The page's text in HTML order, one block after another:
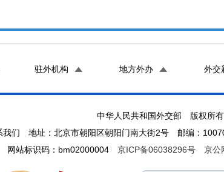
驻外机构 地方外办 外交
中华人民共和国外交部 版权所有
我们 地址：北京市朝阳区朝阳门南大街2号 邮编：
网站标识码：bm02000004 京ICP备06038296号 京公